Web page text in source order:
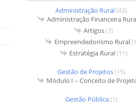
Administração Rural(43)
Administração Financeira
Artigos(3)
Empreendedorismo Rural
Estratégia Rural(11)
Gestão de Projetos(15)
Módulo I – Conceito de
Gestão Pública(1)